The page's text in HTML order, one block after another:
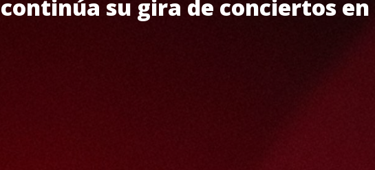
su gira de conciertos en